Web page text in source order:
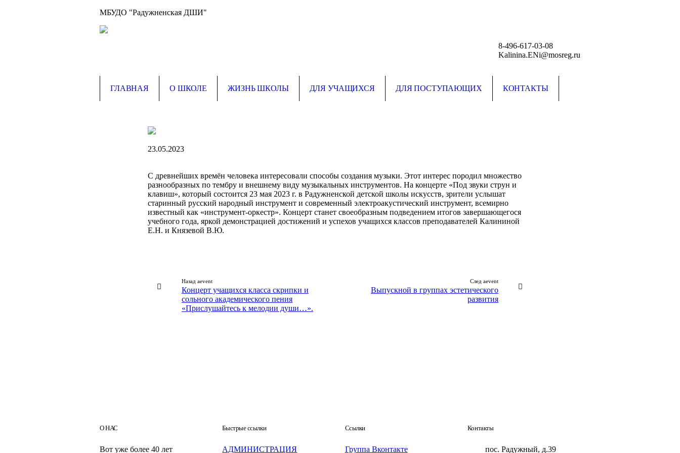
МБУДО "Радужненская ДШИ"
8-496-617-03-08
Kalinina.ENi@mosreg.ru
ГЛАВНАЯ О ШКОЛЕ ЖИЗНЬ ШКОЛЫ ДЛЯ УЧАЩИХСЯ ДЛЯ ПОСТУПАЮЩИХ КОНТАКТЫ
23.05.2023
С древнейших времён человека интересовали способы создания музыки. Этот интерес породил множество
разнообразных по тембру и внешнему виду музыкальных инструментов. На концерте «Под звуки струн и
клавиш», который состоится 23 мая 2023 г. в Радужненской детской школы искусств, зрители услышат
старинный русский народный инструмент и современный электроакустический инструмент, всемирно
известный как «инструмент-оркестр». Концерт станет своеобразным подведением итогов завершающегося
учебного года, яркой демонстрацией достижений и успехов учащихся классов преподавателей Калининой
Е.Н. и Князевой В.Ю.
Назад aevent
Концерт учащихся класса скрипки и
сольного академического пения
«Прислушайтесь к мелодии души…».
След aevent
Выпускной в группах эстетического
развития
О НАС
Вот уже более 40 лет
Быстрые ссылки
АДМИНИСТРАЦИЯ
Ссылки
Группа Вконтакте
Контакты
пос. Радужный, д.39